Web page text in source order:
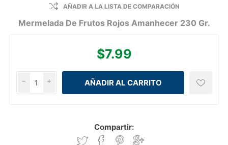
AÑADIR A LA LISTA DE COMPARACIÓN
Mermelada De Frutos Rojos Amanhecer 230 Gr.
$7.99
i
h
Compartir: